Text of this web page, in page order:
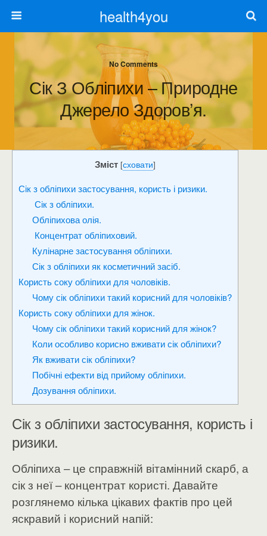
health4you
No Comments
Сік З Обліпихи – Природне
Джерело Здоров’я.
Зміст [сховати]
Сік з обліпихи застосування, користь і ризики.
Сік з обліпихи.
Обліпихова олія.
Концентрат обліпиховий.
Кулінарне застосування обліпихи.
Сік з обліпихи як косметичний засіб.
Користь соку обліпихи для чоловіків.
Чому сік обліпихи такий корисний для чоловіків?
Користь соку обліпихи для жінок.
Чому сік обліпихи такий корисний для жінок?
Коли особливо корисно вживати сік обліпихи?
Як вживати сік обліпихи?
Побічні ефекти від прийому обліпихи.
Дозування обліпихи.
Сік з обліпихи застосування, користь і
ризики.
Обліпиха – це справжній вітамінний скарб, а
сік з неї – концентрат користі. Давайте
розглянемо кілька цікавих фактів про цей
яскравий і корисний напій: